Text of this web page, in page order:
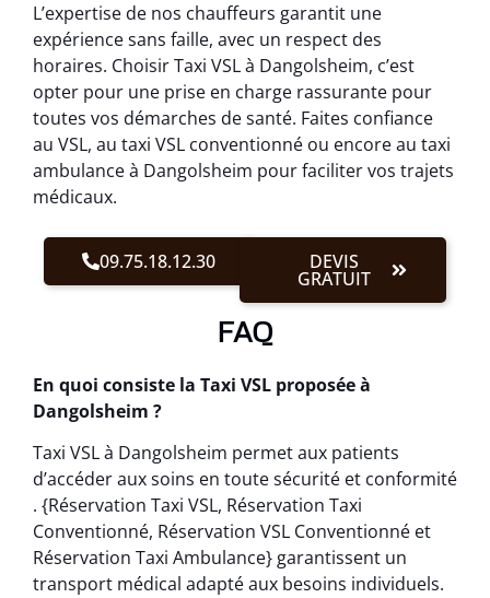
L’expertise de nos chauffeurs garantit une
expérience sans faille, avec un respect des
horaires. Choisir Taxi VSL à Dangolsheim, c’est
opter pour une prise en charge rassurante pour
toutes vos démarches de santé. Faites confiance
au VSL, au taxi VSL conventionné ou encore au taxi
ambulance à Dangolsheim pour faciliter vos trajets
médicaux.
09.75.18.12.30 DEVIS
GRATUIT
FAQ
En quoi consiste la Taxi VSL proposée à
Dangolsheim ?
Taxi VSL à Dangolsheim permet aux patients
d’accéder aux soins en toute sécurité et conformité
. {Réservation Taxi VSL, Réservation Taxi
Conventionné, Réservation VSL Conventionné et
Réservation Taxi Ambulance} garantissent un
transport médical adapté aux besoins individuels.